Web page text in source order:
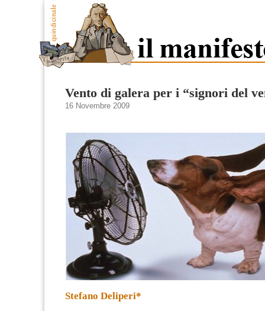
Vento di galera per i “signori del
16 Novembre 2009
Stefano Deliperi*